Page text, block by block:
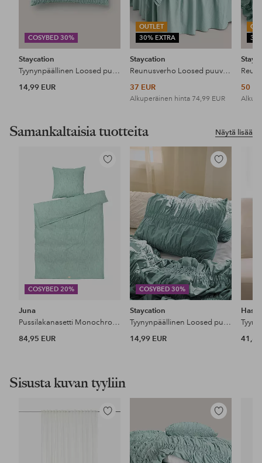
COSYBED 30%
Staycation
Tyynynpäällinen Loosed puuvilla percale
14,99 EUR
OUTLET
30% EXTRA
Staycation
Reunusverho Loosed puuvilla percale
37 EUR
Alkuperäinen hinta 74,99 EUR
50
Näytä lisää
Samankaltaisia tuotteita
COSYBED 20%
Lisää
Juna
Pussilakanasetti Monochrome Lines 140x220 cm NO
84,95 EUR
COSYBED 30%
Lisää
Staycation
Tyynynpäällinen Loosed puuvilla percale
14,99 EUR
Hasta
41,88
Sisusta kuvan tyyliin
Lisää
Lisää
suosikkeihin